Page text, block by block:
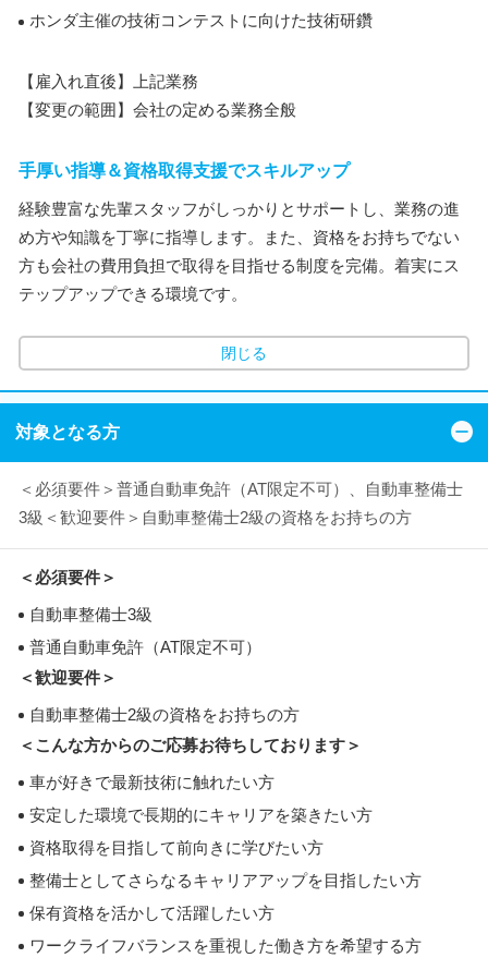
ホンダ主催の技術コンテストに向けた技術研鑽
【雇入れ直後】上記業務
【変更の範囲】会社の定める業務全般
手厚い指導＆資格取得支援でスキルアップ
経験豊富な先輩スタッフがしっかりとサポートし、業務の進
め方や知識を丁寧に指導します。また、資格をお持ちでない
方も会社の費用負担で取得を目指せる制度を完備。着実にス
テップアップできる環境です。
閉じる
対象となる方
＜必須要件＞普通自動車免許（AT限定不可）、自動車整備士
3級＜歓迎要件＞自動車整備士2級の資格をお持ちの方
＜必須要件＞
自動車整備士3級
普通自動車免許（AT限定不可）
＜歓迎要件＞
自動車整備士2級の資格をお持ちの方
＜こんな方からのご応募お待ちしております＞
車が好きで最新技術に触れたい方
安定した環境で長期的にキャリアを築きたい方
資格取得を目指して前向きに学びたい方
整備士としてさらなるキャリアアップを目指したい方
保有資格を活かして活躍したい方
ワークライフバランスを重視した働き方を希望する方